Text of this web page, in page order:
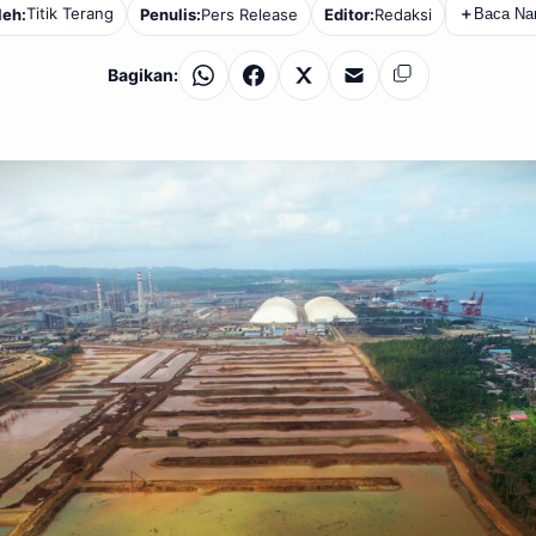
Titik Terang Penulis:Pers Release Editor:Redaksi ＋ Baca
Bagikan: WhatsAppFacebook
X EmailSalin